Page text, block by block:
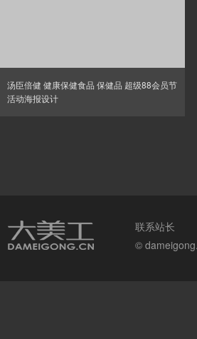
汤臣倍健 健康保健食品 保健品 超级88会员节
活动海报设计
联系站长
©